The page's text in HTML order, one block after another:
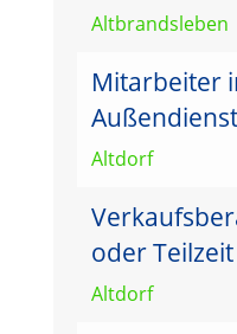
Altbrandsleben
Mitarbeiter
Altdorf
oder Teilzeit
Altdorf